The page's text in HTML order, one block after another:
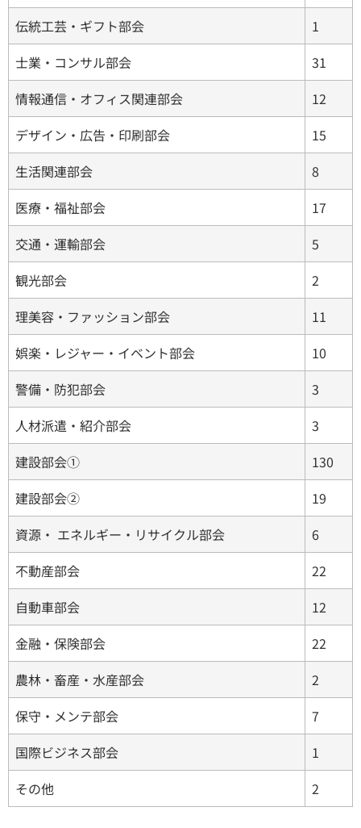
伝統工芸・ギフト部会
1
士業・コンサル部会
31
情報通信・オフィス関連部会
12
デザイン・広告・印刷部会
15
生活関連部会
8
医療・福祉部会
17
交通・運輸部会
5
観光部会
2
理美容・ファッション部会
11
娯楽・レジャー・イベント部会
10
警備・防犯部会
3
人材派遣・紹介部会
3
建設部会①
130
建設部会②
19
資源・ エネルギー・リサイクル部会
6
不動産部会
22
自動車部会
12
金融・保険部会
22
農林・畜産・水産部会
2
保守・メンテ部会
7
国際ビジネス部会
1
その他
2